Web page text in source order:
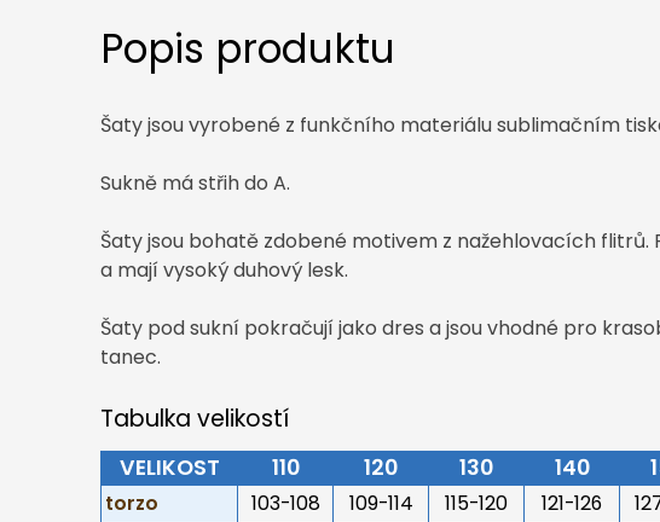
Popis produktu
Šaty jsou vyrobené z funkčního materiálu sublimačním
Sukně má střih do A.
Šaty jsou bohatě zdobené motivem z nažehlovacích flitrů.
a mají vysoký duhový lesk.
Šaty pod sukní pokračují jako dres a jsou vhodné pro
tanec.
Tabulka velikostí
VELIKOST 110 120 130 140
torzo 103-108 109-114 115-120 121-126